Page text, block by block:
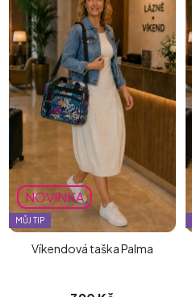
NOVINKA
MŮJ TIP
Víkendová taška Palma